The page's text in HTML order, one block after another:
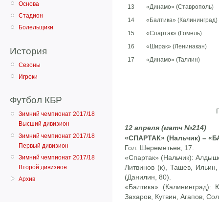
Основа
Стадион
Болельщики
История
Сезоны
Игроки
Футбол КБР
Зимний чемпионат 2017/18
Высший дивизион
Зимний чемпионат 2017/18
Первый дивизион
Зимний чемпионат 2017/18
Второй дивизион
Архив
13
«Динамо» (Ставрополь)
14
«Балтика» (Калининград)
15
«Спартак» (Гомель)
16
«Ширак» (Ленинакан)
17
«Динамо» (Таллин)
12 апреля (матч №214)
«СПАРТАК» (Нальчик) –
Гол: Шереметьев, 17.
«Спартак» (Нальчик):
Литвинов (к), Ташев,
(Данилин, 80).
«Балтика»
Захаров, Кутвин, Агапов,